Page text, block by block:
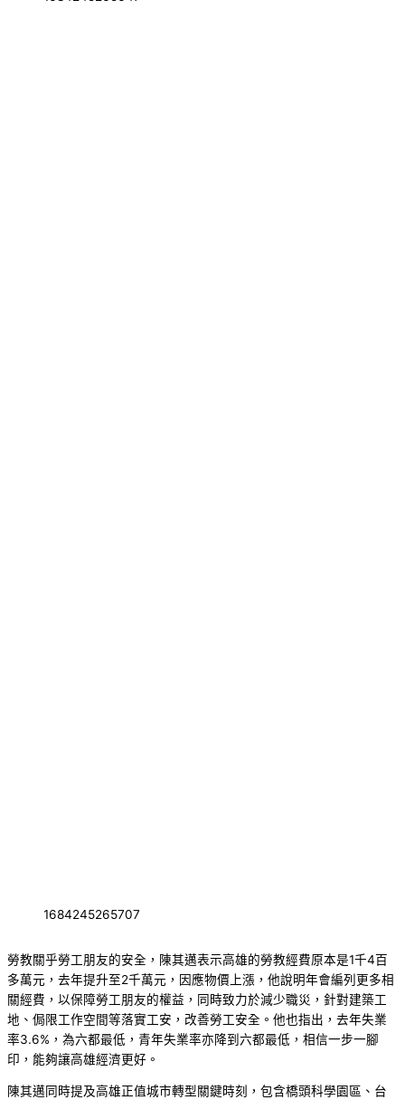
1684245265707
勞教關乎勞工朋友的安全，陳其邁表示高雄的勞教經費原本是1千4百
多萬元，去年提升至2千萬元，因應物價上漲，他說明年會編列更多相
關經費，以保障勞工朋友的權益，同時致力於減少職災，針對建築工
地、侷限工作空間等落實工安，改善勞工安全。他也指出，去年失業
率3.6%，為六都最低，青年失業率亦降到六都最低，相信一步一腳
印，能夠讓高雄經濟更好。
陳其邁同時提及高雄正值城市轉型關鍵時刻，包含橋頭科學園區、台